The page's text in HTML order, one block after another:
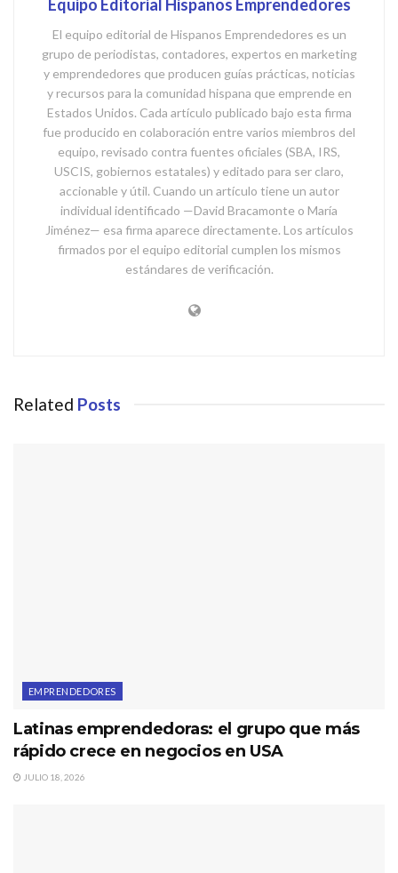
Equipo Editorial Hispanos Emprendedores
El equipo editorial de Hispanos Emprendedores es un
grupo de periodistas, contadores, expertos en marketing
y emprendedores que producen guías prácticas, noticias
y recursos para la comunidad hispana que emprende en
Estados Unidos. Cada artículo publicado bajo esta firma
fue producido en colaboración entre varios miembros del
equipo, revisado contra fuentes oficiales (SBA, IRS,
USCIS, gobiernos estatales) y editado para ser claro,
accionable y útil. Cuando un artículo tiene un autor
individual identificado —David Bracamonte o María
Jiménez— esa firma aparece directamente. Los artículos
firmados por el equipo editorial cumplen los mismos
estándares de verificación.
Related Posts
EMPRENDEDORES
Latinas emprendedoras: el grupo que más
rápido crece en negocios en USA
JULIO 18, 2026